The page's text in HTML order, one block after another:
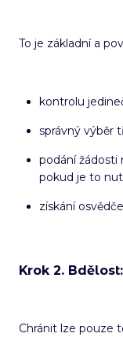
To je základní a
kontrolu
správný výběr
podání žádosti
pokud je to
získání
Krok 2.
Chránit lze pouze